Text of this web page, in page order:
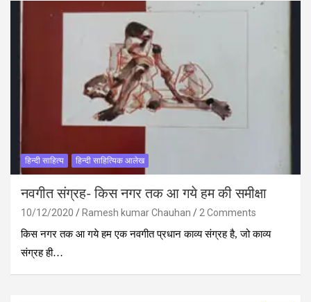
हिन्दी साहित्य हिन्दी साहित्यिक आलेख
नवगीत संग्रह- किस नगर तक आ गये हम की समीक्षा
10/12/2020 Ramesh kumar Chauhan
2 Comments
किस नगर तक आ गये हम एक नवगीत प्रधान काव्य संग्रह है, जो काव्य
संग्रह ही…